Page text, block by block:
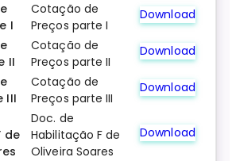
I
Cotação de
Preços parte I
Download
II
Cotação de
Preços parte II
Download
III
Cotação de
Preços parte III
Download
de
Doc. de
Habilitação F de
Oliveira Soares
Download